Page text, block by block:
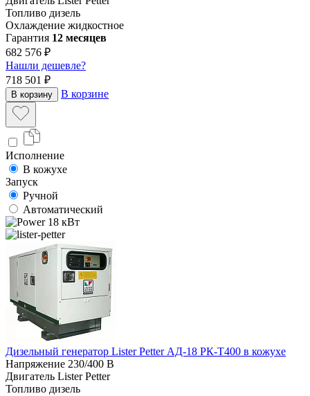
Топливо дизель
Охлаждение жидкостное
Гарантия 12 месяцев
682 576 ₽
Нашли дешевле?
718 501 ₽
В корзину В корзине
Исполнение
В кожухе
Запуск
Ручной
Автоматический
18 кВт
Дизельный генератор Lister Petter АД-18 РК-Т400 в кожухе
Напряжение 230/400 В
Двигатель Lister Petter
Топливо дизель